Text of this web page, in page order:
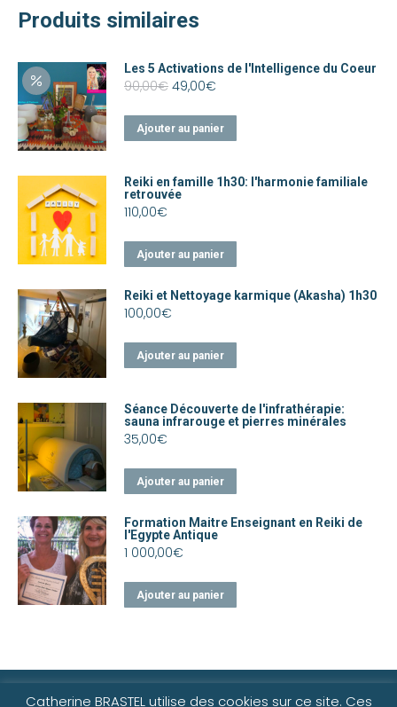
Produits similaires
Les 5 Activations de l'Intelligence du Coeur
90,00€ Le
initial
était :
90,00€.
49,00€
actuel
est :
49,00€.
Ajouter au panier
Reiki en famille 1h30: l'harmonie familiale
retrouvée
110,00€
Ajouter au panier
Reiki et Nettoyage karmique (Akasha) 1h30
100,00€
Ajouter au panier
Séance Découverte de l'infrathérapie:
sauna infrarouge et pierres minérales
35,00€
Ajouter au panier
Formation Maitre Enseignant en Reiki de
l'Egypte Antique
1 000,00€
Ajouter au panier
Catherine BRASTEL utilise des cookies sur ce site. Ces